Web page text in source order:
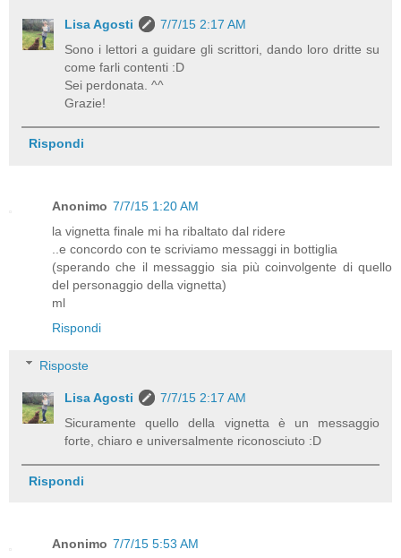
Lisa Agosti
7/7/15 2:17 AM
Sono i lettori a guidare gli scrittori, dando loro dritte su
come farli contenti :D
Sei perdonata. ^^
Grazie!
Rispondi
Anonimo 7/7/15 1:20 AM
la vignetta finale mi ha ribaltato dal ridere
..e concordo con te scriviamo messaggi in bottiglia
(sperando che il messaggio sia più coinvolgente di quello
del personaggio della vignetta)
ml
Rispondi
Risposte
Lisa Agosti
7/7/15 2:17 AM
Sicuramente quello della vignetta è un messaggio
forte, chiaro e universalmente riconosciuto :D
Rispondi
Anonimo 7/7/15 5:53 AM